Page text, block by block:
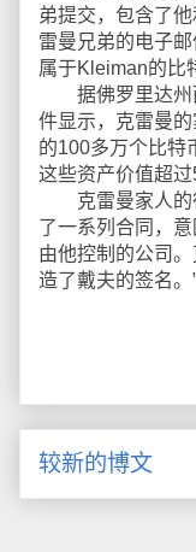
弟提交，包含了
雷曼兄弟的电子
属于Kleiman的比
据佛罗里达州
件显示，克雷曼
的100多万个比特
这些资产价值超过
克雷曼家人的
了一系列合同，
由他控制的公司
造了戴夫的签名。
较新的博文